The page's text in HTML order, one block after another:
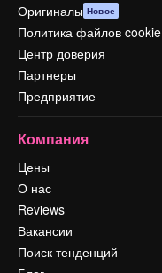
Оригиналы Новое
Политика файлов cookie
Центр доверия
Партнеры
Предприятие
Компания
Цены
О нас
Reviews
Вакансии
Поиск тенденций